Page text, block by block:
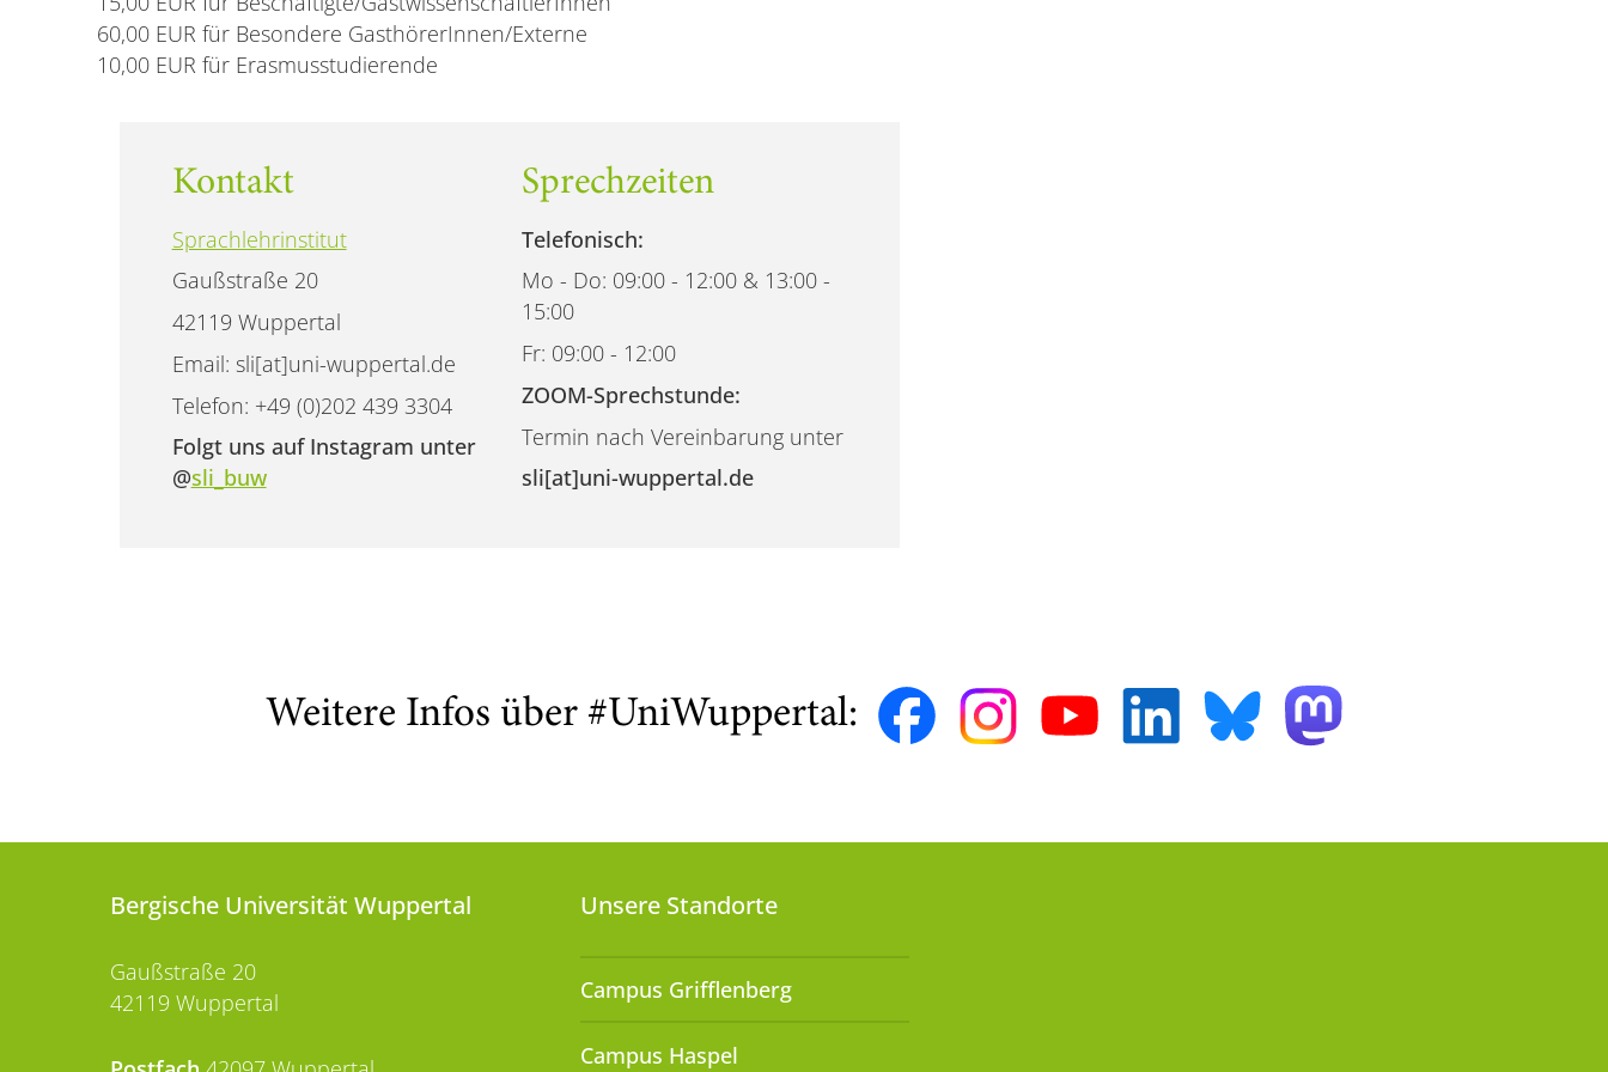
60,00 EUR für Besondere GasthörerInnen/Externe
10,00 EUR für Erasmusstudierende
Kontakt
Sprachlehrinstitut
Gaußstraße 20
42119 Wuppertal
Email: sli[at]uni-wuppertal.de
Telefon: +49 (0)202 439 3304
Folgt uns auf Instagram unter
@sli_buw
Sprechzeiten
Telefonisch:
Mo - Do: 09:00 - 12:00 & 13:00 -
15:00
Fr: 09:00 - 12:00
ZOOM-Sprechstunde:
Termin nach Vereinbarung unter
sli[at]uni-wuppertal.de
Weitere Infos über #UniWuppertal:
Bergische Universität Wuppertal
Gaußstraße 20
42119 Wuppertal
Unsere Standorte
Campus Grifflenberg
Campus Haspel